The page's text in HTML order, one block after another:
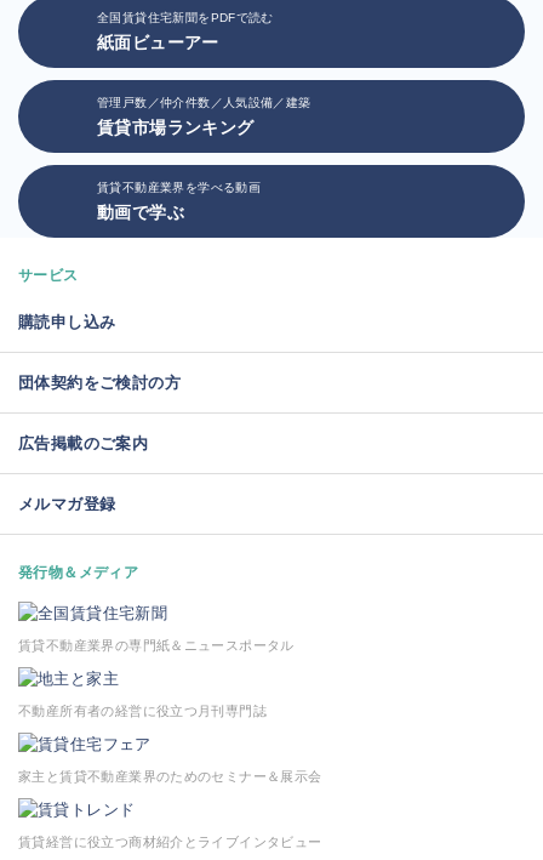
全国賃貸住宅新聞をPDFで読む
紙面ビューアー
管理戸数／仲介件数／人気設備／建築
賃貸市場ランキング
賃貸不動産業界を学べる動画
動画で学ぶ
サービス
購読申し込み
団体契約をご検討の方
広告掲載のご案内
メルマガ登録
発行物＆メディア
賃貸不動産業界の専門紙＆ニュースポータル
不動産所有者の経営に役立つ月刊専門誌
家主と賃貸不動産業界のためのセミナー＆展示会
賃貸経営に役立つ商材紹介とライブインタビュー